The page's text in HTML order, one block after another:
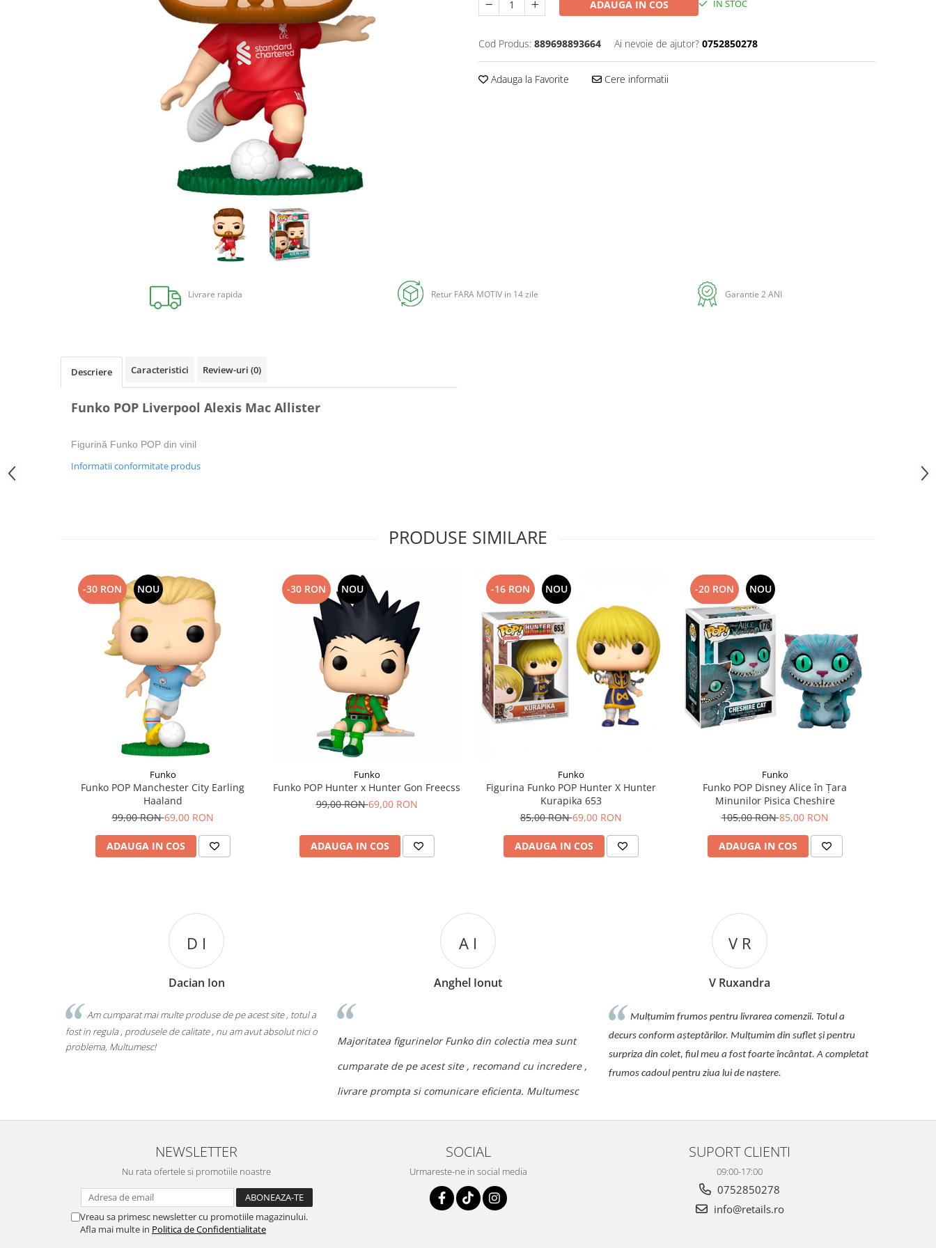
ADAUGA IN COS IN STOC
Cod Produs: 889698893664 Ai nevoie de ajutor? 0752850278
Adauga la Favorite Cere informatii
Livrare rapida Retur FARA MOTIV in 14 zile Garantie 2 ANI
Descriere Caracteristici Review-uri (0)
Funko POP Liverpool Alexis Mac Allister
Figurină Funko POP din vinil
Informatii conformitate produs
PRODUSE SIMILARE
-30 RON NOU
Funko
Funko POP Manchester City Earling
Haaland
99,00 RON69,00 RON
ADAUGA IN COS
-30 RON NOU
Funko
Funko POP Hunter x Hunter Gon Freecss
99,00 RON69,00 RON
ADAUGA IN COS
-16 RON NOU
Funko
Figurina Funko POP Hunter X Hunter
Kurapika 653
85,00 RON69,00 RON
ADAUGA IN COS
-20 RON NOU
Funko
Funko POP Disney Alice în Țara
Minunilor Pisica Cheshire
105,00 RON85,00 RON
ADAUGA IN COS
D I
Dacian Ion
Am cumparat mai multe produse de pe acest site , totul a
fost in regula , produsele de calitate , nu am avut absolut nici o
problema, Multumesc!
A I
Anghel Ionut
Majoritatea figurinelor Funko din colectia mea sunt
cumparate de pe acest site , recomand cu incredere ,
livrare prompta si comunicare eficienta. Multumesc
V R
V Ruxandra
Mulțumim frumos pentru livrarea comenzii. Totul a
decurs conform așteptărilor. Mulțumim din suflet și pentru
surpriza din colet, fiul meu a fost foarte încântat. A completat
frumos cadoul pentru ziua lui de naștere.
NEWSLETTER
Nu rata ofertele si promotiile noastre
Vreau sa primesc newsletter cu promotiile magazinului.
Afla mai multe in Politica de Confidentialitate
SOCIAL
Urmareste-ne in social media
SUPORT CLIENTI
09:00-17:00
0752850278
info@retails.ro